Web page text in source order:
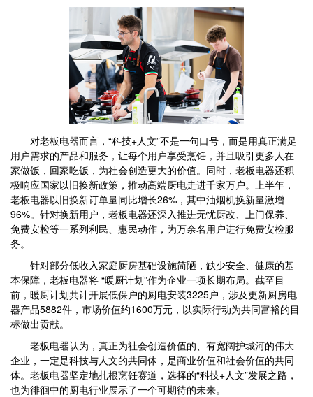
对老板电器而言，“科技+人文”不是一句口号，而是用真正满足
用户需求的产品和服务，让每个用户享受烹饪，并且吸引更多人在
家做饭，回家吃饭，为社会创造更大的价值。同时，老板电器还积
极响应国家以旧换新政策，推动高端厨电走进千家万户。上半年，
老板电器以旧换新订单量同比增长26%，其中油烟机换新量激增
96%。针对换新用户，老板电器还深入推进无忧厨改、上门保养、
免费安检等一系列利民、惠民动作，为万余名用户进行免费安检服
务。
针对部分低收入家庭厨房基础设施简陋，缺少安全、健康的基
本保障，老板电器将 “暖厨计划”作为企业一项长期布局。截至目
前，暖厨计划共计开展低保户的厨电安装3225户，涉及更新厨房电
器产品5882件，市场价值约1600万元，以实际行动为共同富裕的目
标做出贡献。
老板电器认为，真正为社会创造价值的、有宽阔护城河的伟大
企业，一定是科技与人文的共同体，是商业价值和社会价值的共同
体。老板电器坚定地扎根烹饪赛道，选择的“科技+人文”发展之路，
也为徘徊中的厨电行业展示了一个可期待的未来。